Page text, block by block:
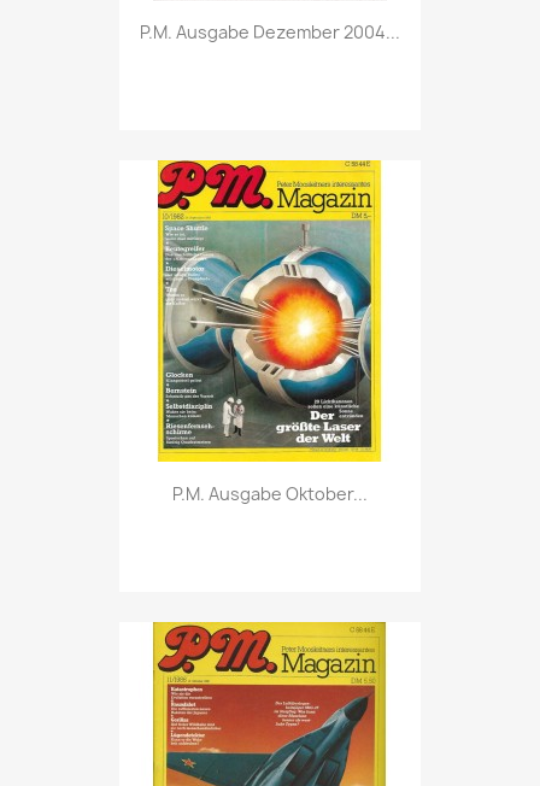
Vorschau
P.M. Ausgabe Dezember 2004...
Vorschau
P.M. Ausgabe Oktober...